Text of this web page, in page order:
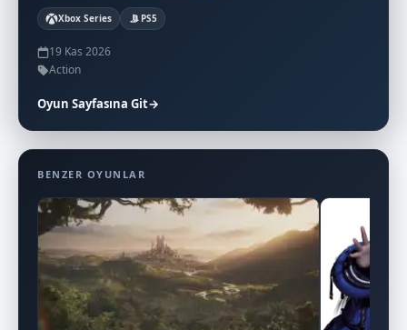
Xbox Series PS5
19 Kas 2026
Action
Oyun Sayfasına Git→
BENZER OYUNLAR